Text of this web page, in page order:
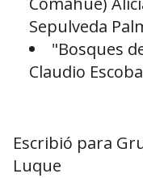
Sepulveda
"Bosques
Claudio
Escribió para
Luque